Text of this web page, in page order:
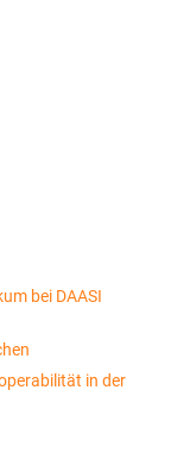
bei DAASI
in der